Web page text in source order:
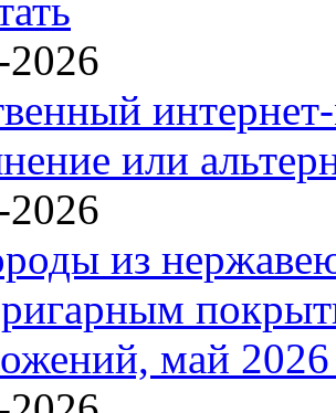
или
2026
из
май 2026